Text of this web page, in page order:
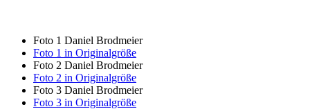
Foto 1 Daniel Brodmeier
Foto 1 in Originalgröße
Foto 2 Daniel Brodmeier
Foto 2 in Originalgröße
Foto 3 Daniel Brodmeier
Foto 3 in Originalgröße